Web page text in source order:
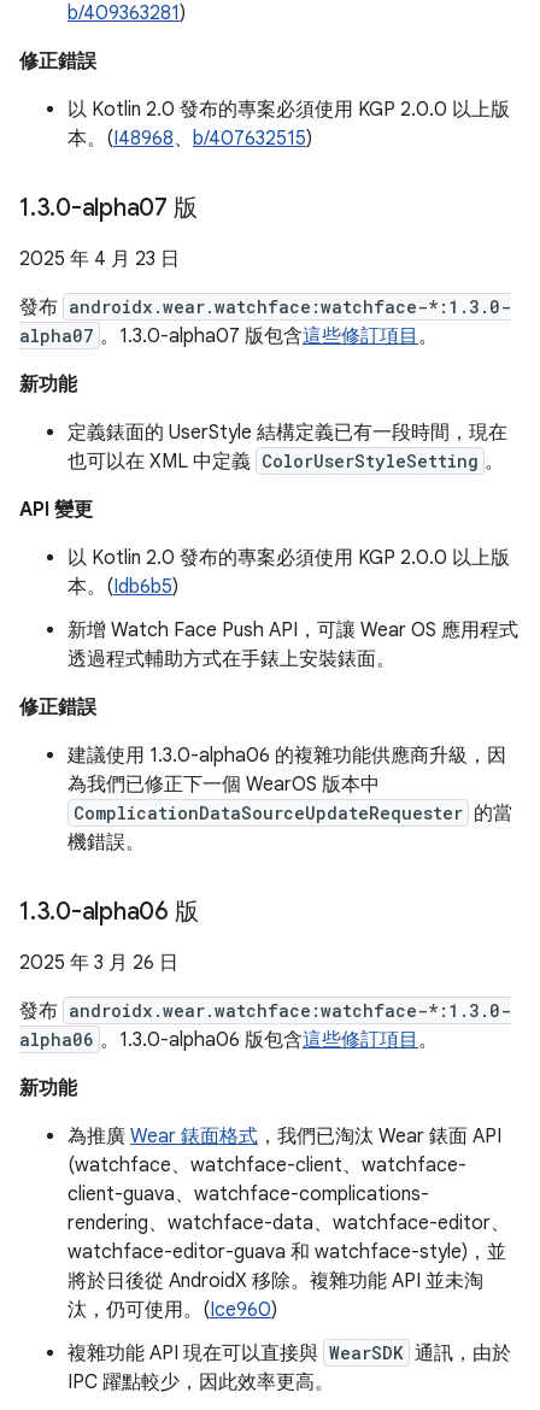
b/409363281)
修正錯誤
以 Kotlin 2.0 發布的專案必須使用 KGP 2.0.0 以上版
本。(I48968、 b/407632515)
1.3.0-alpha07 版
2025 年 4 月 23 日
發布 androidx.wear.watchface:watchface-*:1.3.0-
alpha07 。1.3.0-alpha07 版包含這些修訂項目 。
新功能
定義錶面的 UserStyle 結構定義已有一段時間，現在
也可以在 XML 中定義 ColorUserStyleSetting 。
API 變更
以 Kotlin 2.0 發布的專案必須使用 KGP 2.0.0 以上版
本。(Idb6b5)
新增 Watch Face Push API，可讓 Wear OS 應用程式
透過程式輔助方式在手錶上安裝錶面。
修正錯誤
建議使用 1.3.0-alpha06 的複雜功能供應商升級，因
為我們已修正下一個 WearOS 版本中
ComplicationDataSourceUpdateRequester 的當
機錯誤。
1.3.0-alpha06 版
2025 年 3 月 26 日
發布 androidx.wear.watchface:watchface-*:1.3.0-
alpha06 。1.3.0-alpha06 版包含這些修訂項目 。
新功能
為推廣 Wear 錶面格式 ，我們已淘汰 Wear 錶面 API
(watchface、watchface-client、watchface-
client-guava、watchface-complications-
rendering、watchface-data、watchface-editor、
watchface-editor-guava 和 watchface-style)，並
將於日後從 AndroidX 移除。複雜功能 API 並未淘
汰，仍可使用。(Ice960)
複雜功能 API 現在可以直接與 WearSDK 通訊，由於
IPC 躍點較少，因此效率更高。